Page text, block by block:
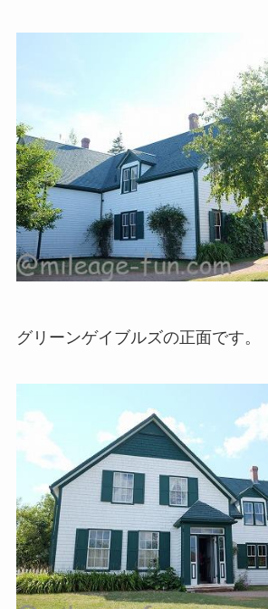
グリーンゲイブルズの正面です。